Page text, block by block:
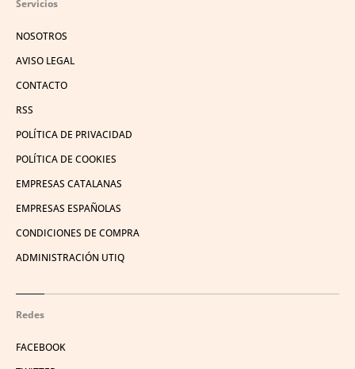
Servicios
NOSOTROS
AVISO LEGAL
CONTACTO
RSS
POLÍTICA DE PRIVACIDAD
POLÍTICA DE COOKIES
EMPRESAS CATALANAS
EMPRESAS ESPAÑOLAS
CONDICIONES DE COMPRA
ADMINISTRACIÓN UTIQ
Redes
FACEBOOK